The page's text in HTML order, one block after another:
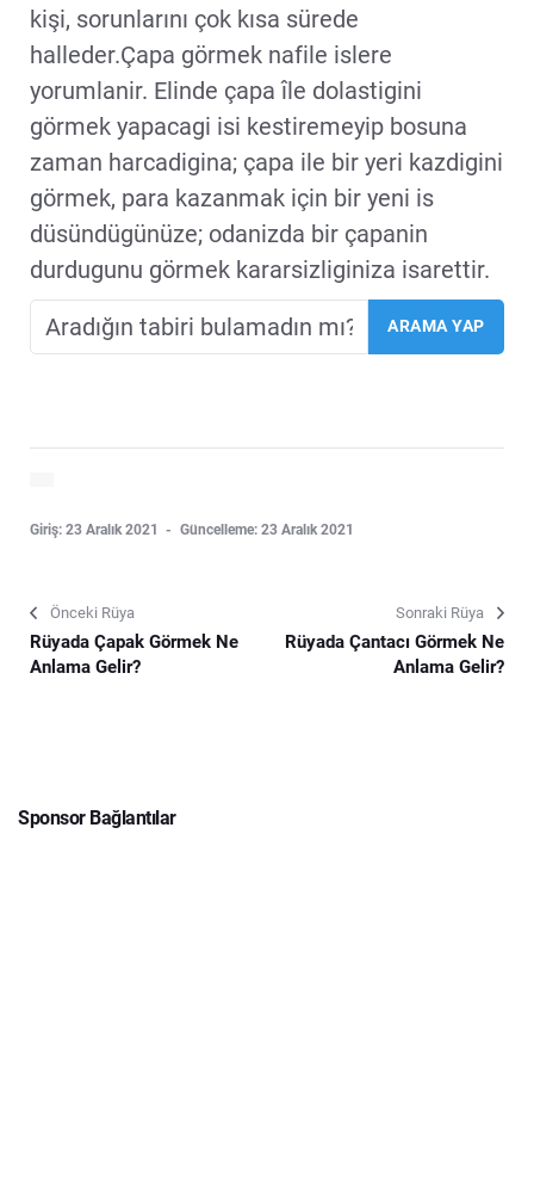
kişi, sorunlarını çok kısa sürede
halleder.Çapa görmek nafile islere
yorumlanir. Elinde çapa île dolastigini
görmek yapacagi isi kestiremeyip bosuna
zaman harcadigina; çapa ile bir yeri kazdigini
görmek, para kazanmak için bir yeni is
düsündügünüze; odanizda bir çapanin
durdugunu görmek kararsizliginiza isarettir.
Giriş: 23 Aralık 2021 Güncelleme: 23 Aralık 2021
Önceki Rüya
Rüyada Çapak Görmek Ne
Anlama Gelir?
Sonraki Rüya
Rüyada Çantacı Görmek Ne
Anlama Gelir?
Sponsor Bağlantılar